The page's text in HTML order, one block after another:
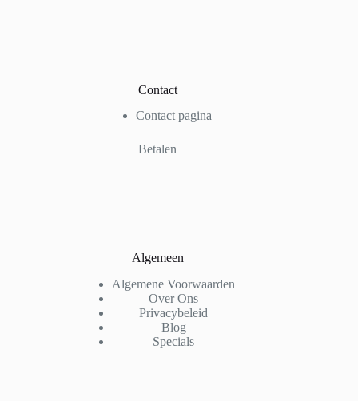
Contact
Contact pagina
Betalen
Algemeen
Algemene Voorwaarden
Over Ons
Privacybeleid
Blog
Specials